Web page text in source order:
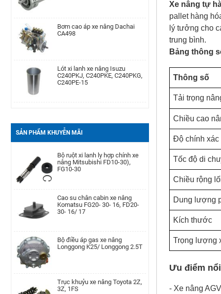
CA498
C240PKJ, C240PKE, C240PKG,
C240PE-15
Càng xe nâng Type II A type
TD42, QD32|AP-A-152-
00002077
TEU/FD20-30/490
SẢN PHẨM KHUYỄN MÃI
Komatsu Kom. FD20-
30/-11/-12/-14/-15/-16/-17,FG20-
TD27, QD32
nâng Mitsubishi FD10-30),
FG10-30
Komatsu FG20- 30- 16, FD20-
30- 16/ 17
Longgong K25/ Longgong 2.5T
3Z, 1FS
Xe nâng tự
pallet hàng
lý tưởng cho
trung bình.
Bảng thông
Thông số
Tải trọng
Chiều cao
Độ chính xác
Tốc độ di
Chiều rộng
Dung lượng
Kích thước
Trọng lượng
Ưu điểm
- Xe nâng AGV